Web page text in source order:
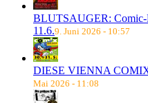
BLUTSAUGER: Comic-
11.6.9. Juni 2026 - 10:57
DIESE VIENNA
Mai 2026 - 11:08